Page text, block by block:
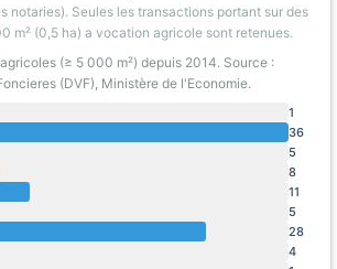
notaries). Seules les transactions portant sur des
m² (0,5 ha) a vocation agricole sont retenues.
(≥ 5 000 m²) depuis 2014. Source :
(DVF), Ministère de l'Economie.
1
36
5
8
11
5
28
4